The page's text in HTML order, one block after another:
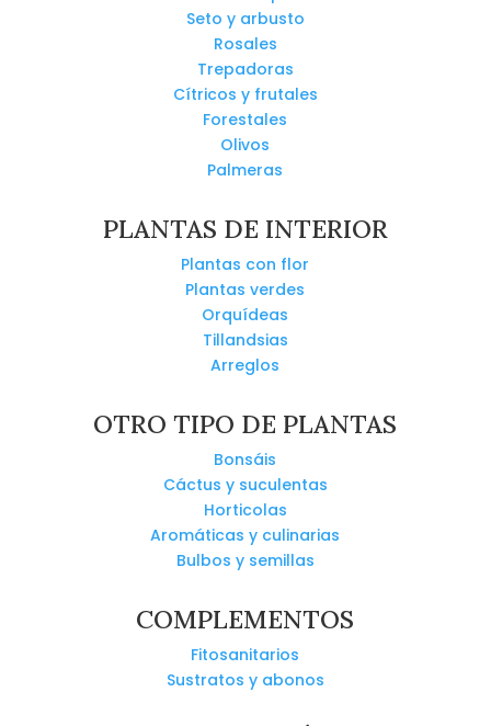
Seto y arbusto
Rosales
Trepadoras
Cítricos y frutales
Forestales
Olivos
Palmeras
PLANTAS DE INTERIOR
Plantas con flor
Plantas verdes
Orquídeas
Tillandsias
Arreglos
OTRO TIPO DE PLANTAS
Bonsáis
Cáctus y suculentas
Horticolas
Aromáticas y culinarias
Bulbos y semillas
COMPLEMENTOS
Fitosanitarios
Sustratos y abonos